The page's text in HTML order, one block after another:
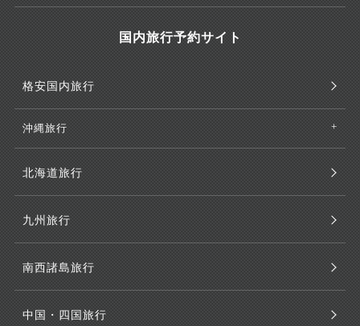
国内旅行予約サイト
格安国内旅行
沖縄旅行
北海道旅行
九州旅行
南西諸島旅行
中国・四国旅行